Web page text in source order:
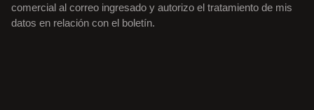
comercial al correo ingresado y autorizo el tratamiento de mis
datos en relación con el boletín.